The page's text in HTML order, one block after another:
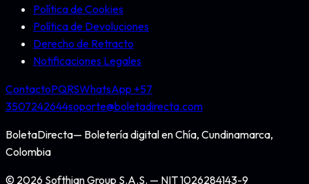
Política de Cookies
Política de Devoluciones
Derecho de Retracto
Notificaciones Legales
ContactoPQRSWhatsApp +57
3507242644soporte@boletadirecta.com
BoletaDirecta— Boletería digital enChía, Cundinamarca,
Colombia
© 2026 Softhian Group S.A.S. — NIT1026284143-9